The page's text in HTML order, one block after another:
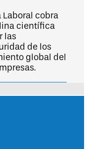
Laboral cobra
científica
las
de los
global del